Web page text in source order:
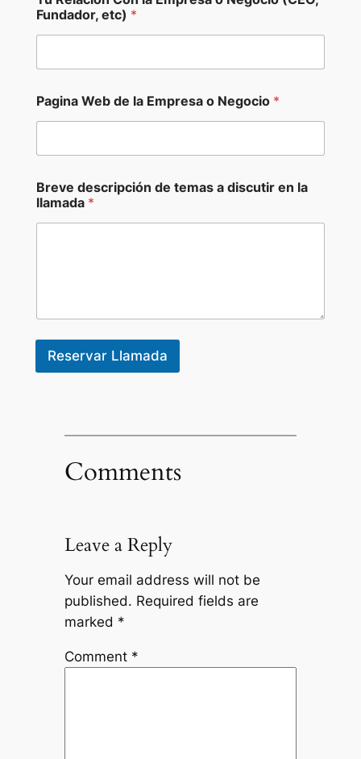
Fundador, etc) *
Pagina Web de la Empresa o Negocio *
Breve descripción de temas a discutir en la
llamada *
Reservar Llamada
Comments
Leave a Reply
Your email address will not be
published. Required fields are
marked *
Comment *